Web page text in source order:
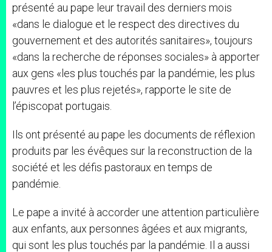
présenté au pape leur travail des derniers mois
«dans le dialogue et le respect des directives du
gouvernement et des autorités sanitaires», toujours
«dans la recherche de réponses sociales» à apporter
aux gens «les plus touchés par la pandémie, les plus
pauvres et les plus rejetés», rapporte le site de
l’épiscopat portugais.
Ils ont présenté au pape les documents de réflexion
produits par les évêques sur la reconstruction de la
société et les défis pastoraux en temps de
pandémie.
Le pape a invité à accorder une attention particulière
aux enfants, aux personnes âgées et aux migrants,
qui sont les plus touchés par la pandémie. Il a aussi